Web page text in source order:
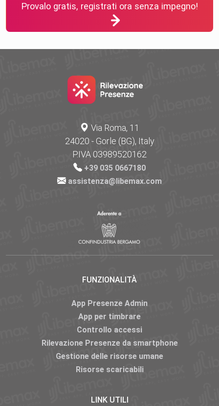
... 5 6 7
Provalo gratis, registrati ora senza impegno!
Via Roma, 11
24020 - Gorle (BG), Italy
P.IVA 03989520162
+39 035 0667180
assistenza@libemax.com
FUNZIONALITÀ
App Presenze Admin
App per timbrare
Controllo accessi
Rilevazione Presenze da smartphone
Gestione delle risorse umane
Risorse scaricabili
LINK UTILI